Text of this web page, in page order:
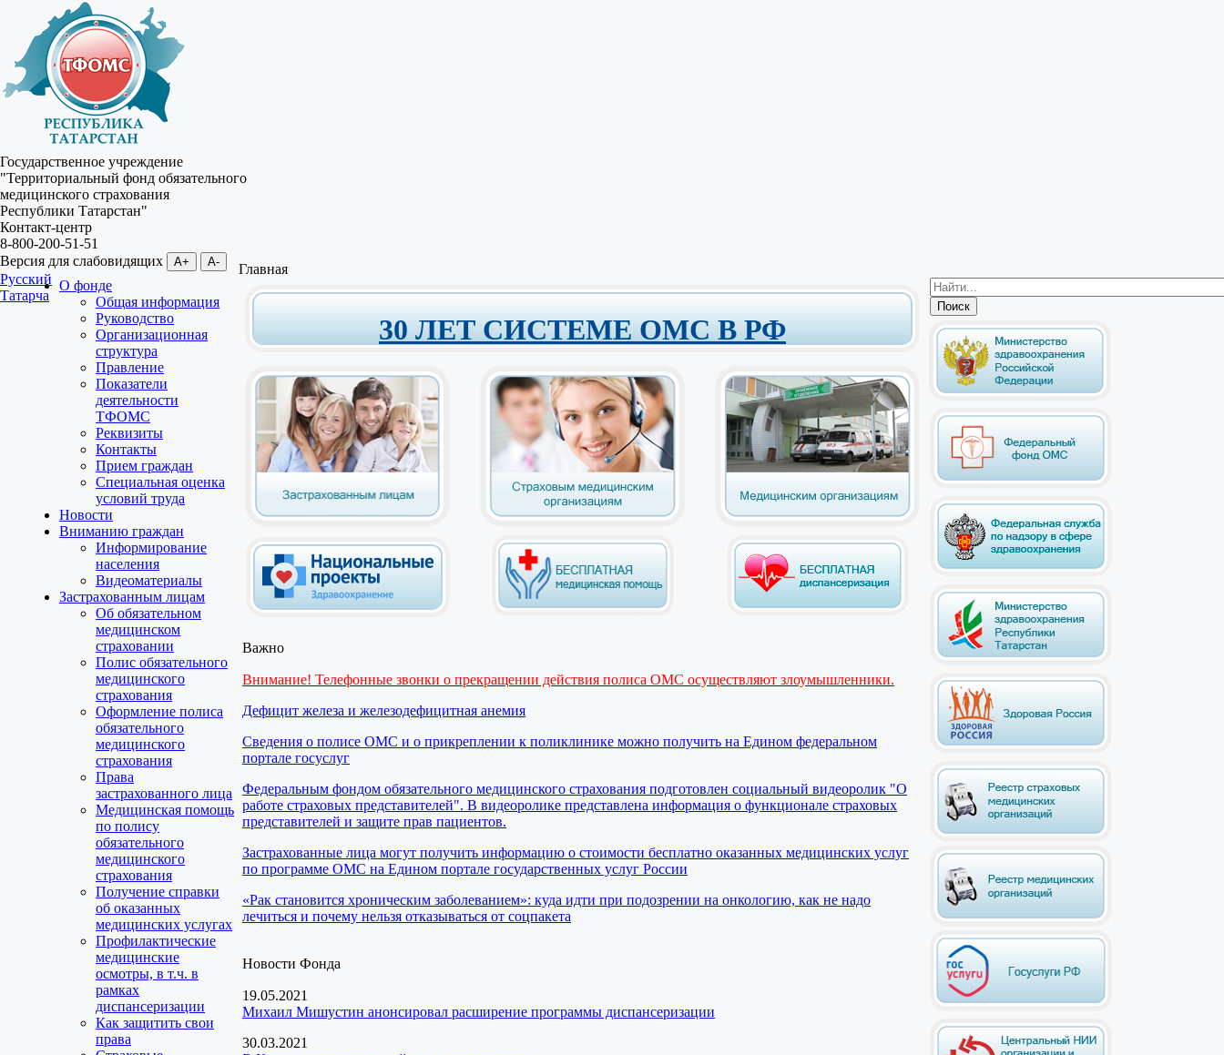
Государственное учреждение
"Территориальный фонд обязательного
медицинского страхования
Республики Татарстан"
Контакт-центр
8-800-200-51-51
Версия для слабовидящих
A+ A-
Русский
Татарча
О фонде
Общая информация
Руководство
Организационная
структура
Правление
Показатели
деятельности
ТФОМС
Реквизиты
Контакты
Прием граждан
Специальная оценка
условий труда
Новости
Вниманию граждан
Информирование
населения
Видеоматериалы
Застрахованным лицам
Об обязательном
медицинском
страховании
Полис обязательного
медицинского
страхования
Оформление полиса
обязательного
медицинского
страхования
Права
застрахованного лица
Медицинская помощь
по полису
обязательного
медицинского
страхования
Получение справки
об оказанных
медицинских услугах
Профилактические
медицинские
осмотры, в т.ч. в
рамках
диспансеризации
Как защитить свои
права
Главная
30 ЛЕТ СИСТЕМЕ ОМС В РФ
Важно
Внимание! Телефонные звонки о прекращении действия полиса ОМС осуществляют злоумышленники.
Дефицит железа и железодефицитная анемия
Сведения о полисе ОМС и о прикреплении к поликлинике можно получить на Едином федеральном
портале госуслуг
Федеральным фондом обязательного медицинского страхования подготовлен социальный видеоролик "О
работе страховых представителей". В видеоролике представлена информация о функционале страховых
представителей и защите прав пациентов.
Застрахованные лица могут получить информацию о стоимости бесплатно оказанных медицинских услуг
по программе ОМС на Едином портале государственных услуг России
«Рак становится хроническим заболеванием»: куда идти при подозрении на онкологию, как не надо
лечиться и почему нельзя отказываться от соцпакета
Новости Фонда
19.05.2021
Михаил Мишустин анонсировал расширение программы диспансеризации
30.03.2021